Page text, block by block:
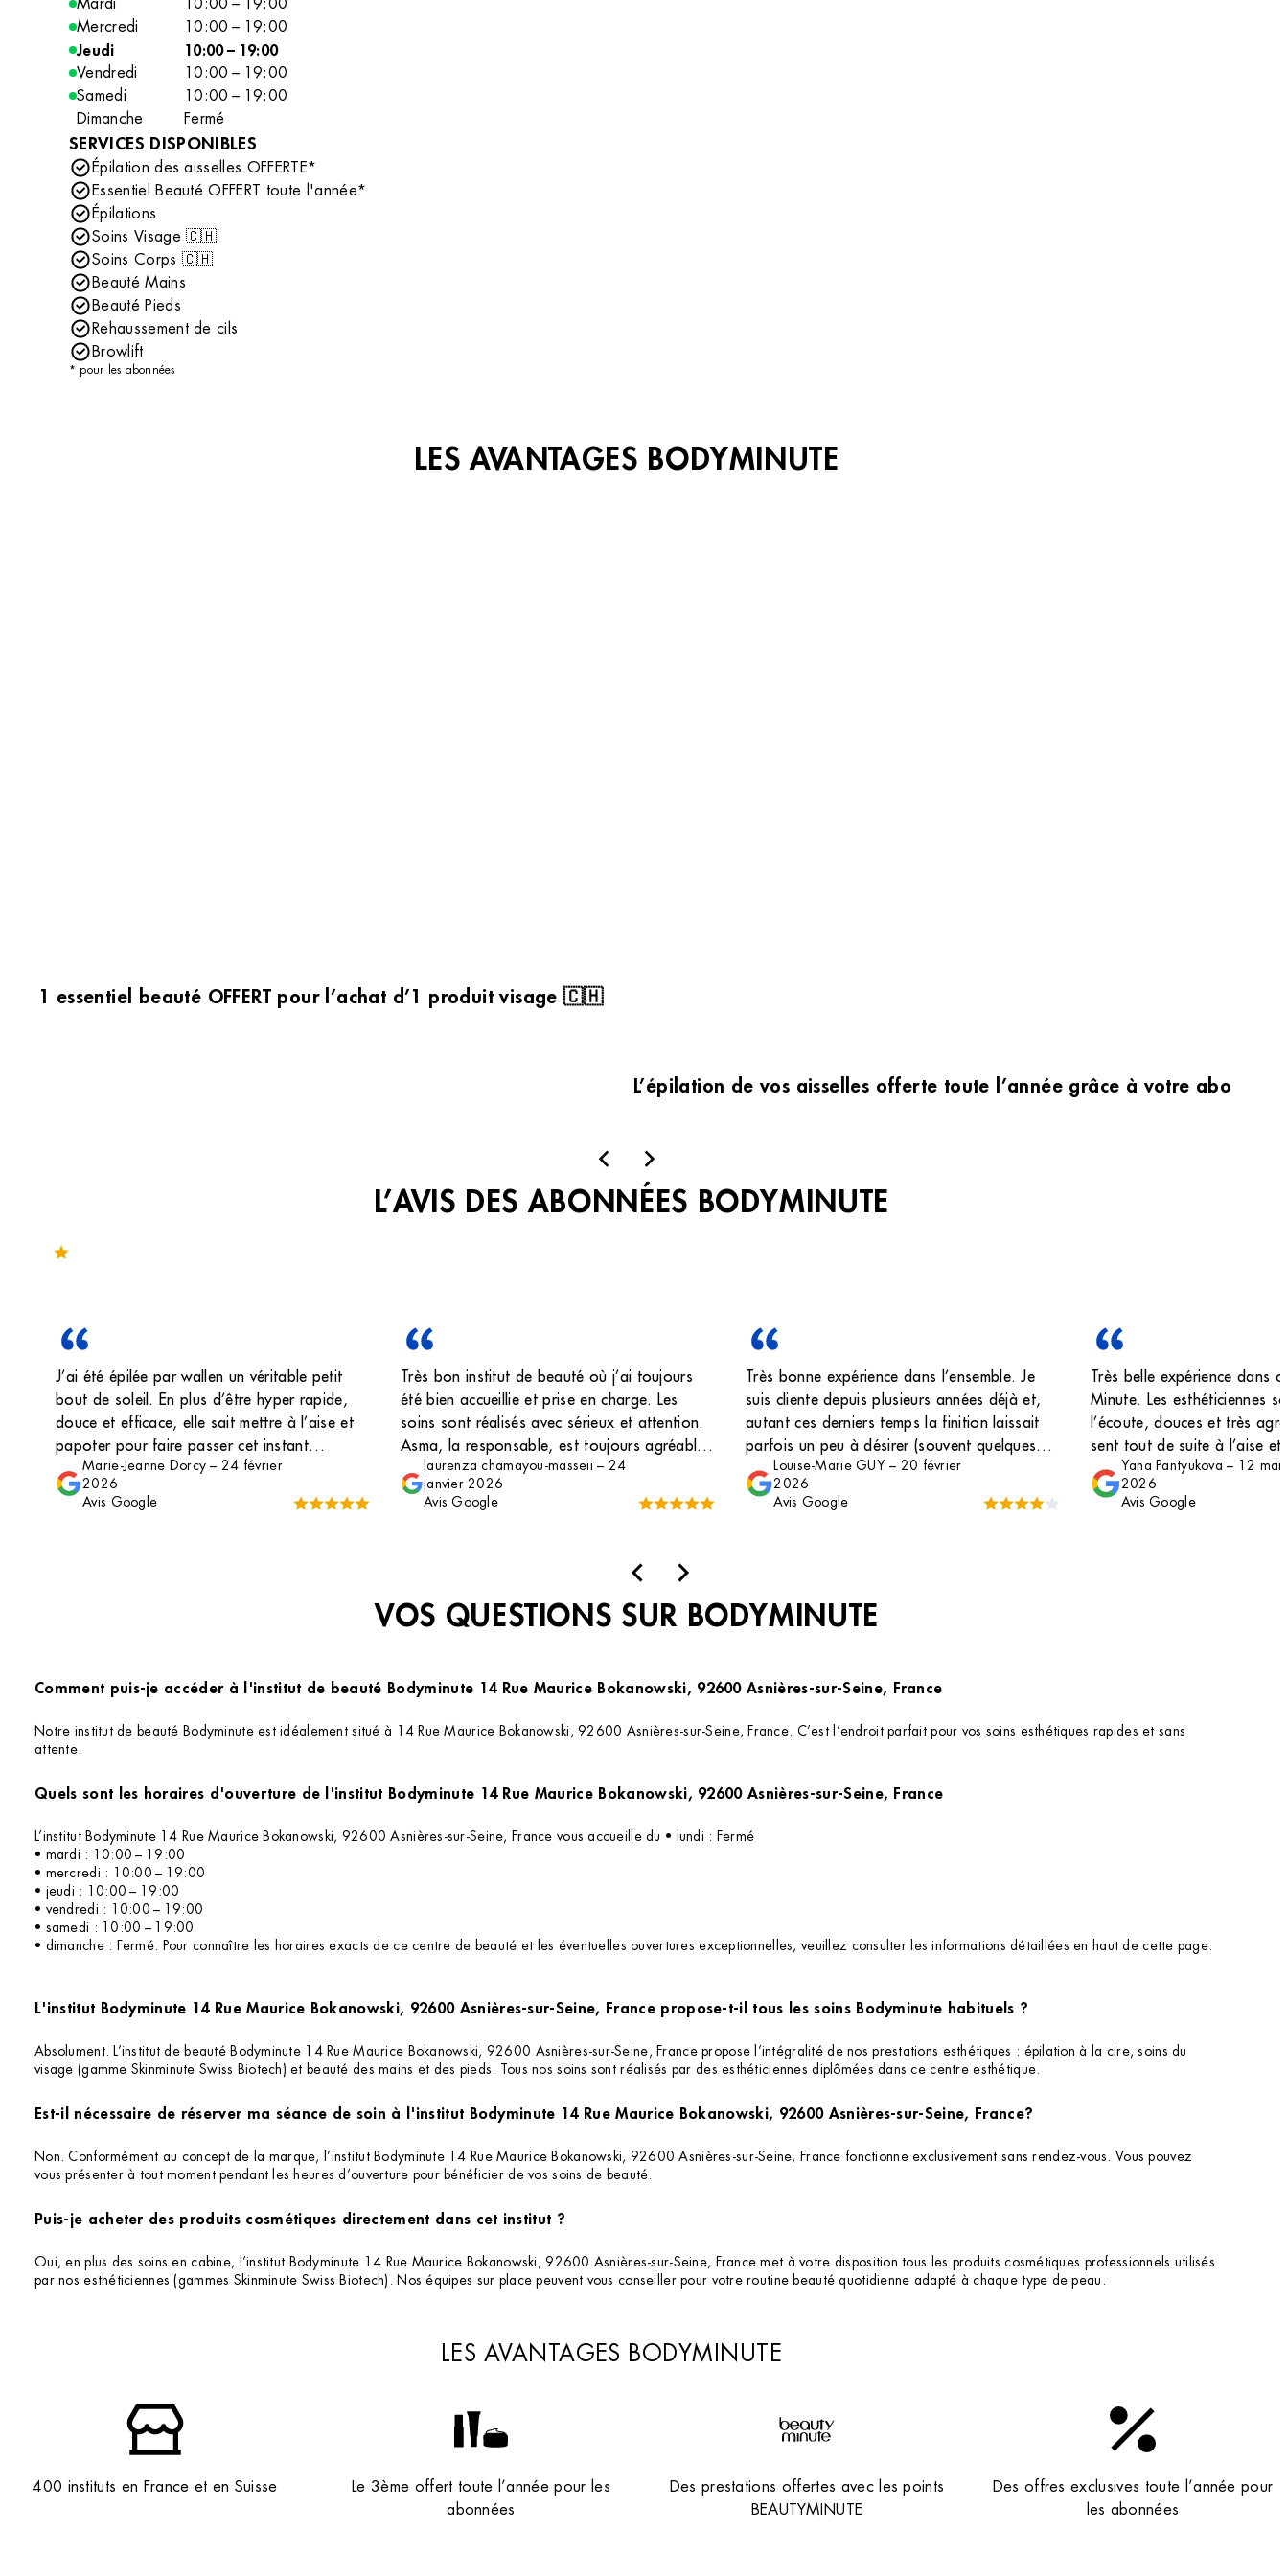
Mercredi
10:00 – 19:00
Jeudi
10:00 – 19:00
Vendredi
10:00 – 19:00
Samedi
10:00 – 19:00
Dimanche
Fermé
SERVICES DISPONIBLES
Épilation des aisselles OFFERTE*
Essentiel Beauté OFFERT toute l'année*
Épilations
Soins Visage 🇨🇭
Soins Corps 🇨🇭
Beauté Mains
Beauté Pieds
Rehaussement de cils
Browlift
* pour les abonnées
LES AVANTAGES BODYMINUTE
1 essentiel beauté OFFERT pour l’achat d’1 produit visage 🇨🇭
L’épilation de vos aisselles offerte toute l’année grâce à votre
L’AVIS DES ABONNÉES BODYMINUTE
J’ai été épilée par wallen un véritable petit
bout de soleil. En plus d’être hyper rapide,
douce et efficace, elle sait mettre à l’aise et
papoter pour faire passer cet instant
« torture » en petit moment de convivialité. Je
la recommande +++ ma peau est immaculée
et je repars plus détendue qu’à mon arrivée,
Marie-Jeanne Dorcy –24 février
2026
Avis Google
Très bon institut de beauté où j’ai toujours
été bien accueillie et prise en charge. Les
soins sont réalisés avec sérieux et attention.
Asma, la responsable, est toujours agréable,
professionnelle et à l’écoute. L’équipe est
organisée et efficace, ce qui rend chaque
rendez-vous agréable. Un institut que je
laurenza chamayou-masseii – 24
janvier 2026
Avis Google
Très bonne expérience dans l’ensemble. Je
suis cliente depuis plusieurs années déjà et,
autant ces derniers temps la finition laissait
parfois un peu à désirer (souvent quelques
poils à retirer soi même), autant cette fois ci
tout s’est passé au mieux! Accueil et séance
très agréable avec Wallen!
Louise-Marie GUY– 20 février
2026
Avis Google
Très belle expérience dans
Minute. Les esthéticiennes
l’écoute, douces et très
sent tout de suite à l’aise et
C’est toujours un moment
moi. Merci à toute l’équipe
Yana Pantyukova – 12
2026
Avis Google
VOS QUESTIONS SUR BODYMINUTE
Comment puis-je accéder à l'institut de beauté Bodyminute 14 Rue Maurice Bokanowski, 92600 Asnières-sur-Seine, France
Notre institut de beauté Bodyminute est idéalement situé à 14 Rue Maurice Bokanowski, 92600 Asnières-sur-Seine, France. C’est l’endroit parfait pour vos soins esthétiques rapides et sans
attente.
Quels sont les horaires d'ouverture de l'institut Bodyminute 14 Rue Maurice Bokanowski, 92600 Asnières-sur-Seine, France
L’institut Bodyminute 14 Rue Maurice Bokanowski, 92600 Asnières-sur-Seine, France vous accueille du • lundi : Fermé
• mardi : 10:00 – 19:00
• mercredi : 10:00 – 19:00
• jeudi : 10:00 – 19:00
• vendredi : 10:00 – 19:00
• samedi : 10:00 – 19:00
• dimanche : Fermé. Pour connaître les horaires exacts de ce centre de beauté et les éventuelles ouvertures exceptionnelles, veuillez consulter les informations détaillées en haut de cette page.
L'institut Bodyminute 14 Rue Maurice Bokanowski, 92600 Asnières-sur-Seine, France propose-t-il tous les soins Bodyminute habituels ?
Absolument. L’institut de beauté Bodyminute 14 Rue Maurice Bokanowski, 92600 Asnières-sur-Seine, France propose l’intégralité de nos prestations esthétiques : épilation à la cire, soins du
visage (gamme Skinminute Swiss Biotech) et beauté des mains et des pieds. Tous nos soins sont réalisés par des esthéticiennes diplômées dans ce centre esthétique.
Est-il nécessaire de réserver ma séance de soin à l'institut Bodyminute 14 Rue Maurice Bokanowski, 92600 Asnières-sur-Seine, France?
Non. Conformément au concept de la marque, l’institut Bodyminute 14 Rue Maurice Bokanowski, 92600 Asnières-sur-Seine, France fonctionne exclusivement sans rendez-vous. Vous pouvez
vous présenter à tout moment pendant les heures d’ouverture pour bénéficier de vos soins de beauté.
Puis-je acheter des produits cosmétiques directement dans cet institut ?
Oui, en plus des soins en cabine, l’institut Bodyminute 14 Rue Maurice Bokanowski, 92600 Asnières-sur-Seine, France met à votre disposition tous les produits cosmétiques professionnels utilisés
par nos esthéticiennes (gammes Skinminute Swiss Biotech). Nos équipes sur place peuvent vous conseiller pour votre routine beauté quotidienne adapté à chaque type de peau.
LES AVANTAGES BODYMINUTE
400 instituts en France et en Suisse
Le 3ème offert toute l’année pour les
abonnées
Des prestations offertes avec les points
BEAUTYMINUTE
Des offres exclusives toute l’année pour
les abonnées